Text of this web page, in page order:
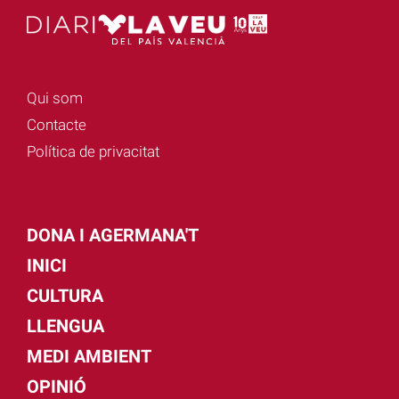
Qui som
Contacte
Política de privacitat
DONA I AGERMANA'T
INICI
CULTURA
LLENGUA
MEDI AMBIENT
OPINIÓ